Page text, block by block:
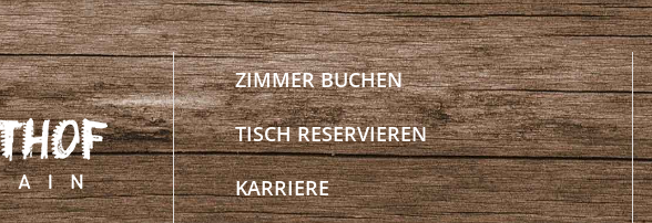
ZIMMER BUCHEN
TISCH RESERVIEREN
KARRIERE